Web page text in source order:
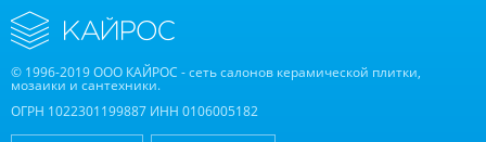
© 1996-2019 ООО КАЙРОС - сеть салонов керамической плитки,
мозаики и сантехники.
ОГРН 1022301199887 ИНН 0106005182